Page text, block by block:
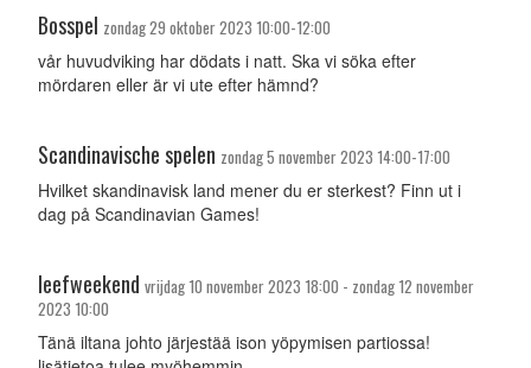
Bosspel zondag 29 oktober 2023 10:00-12:00
vår huvudviking har dödats i natt. Ska vi söka efter
mördaren eller är vi ute efter hämnd?
Scandinavische spelen zondag 5 november 2023 14:00-17:00
Hvilket skandinavisk land mener du er sterkest? Finn ut i
dag på Scandinavian Games!
leefweekend vrijdag 10 november 2023 18:00 - zondag 12 november
2023 10:00
Tänä iltana johto järjestää ison yöpymisen partiossa!